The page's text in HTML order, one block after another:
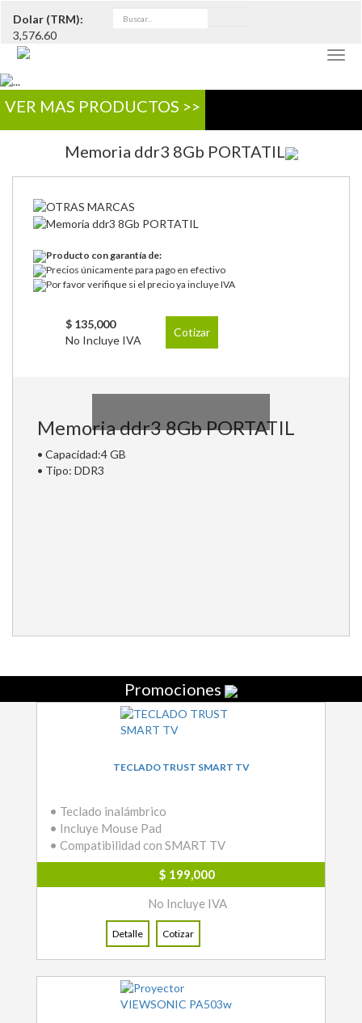
Dolar (TRM):
3,576.60
VER MAS PRODUCTOS >>
Memoria ddr3 8Gb PORTATIL
Producto con garantía de:
Precios únicamente para pago en efectivo
Por favor verifique si el precio ya incluye IVA
$ 135,000
No Incluye IVA
Cotizar
Memoria ddr3 8Gb PORTATIL
• Capacidad:4 GB
• Tipo: DDR3
Promociones
TECLADO TRUST SMART TV
• Teclado inalámbrico
• Incluye Mouse Pad
• Compatibilidad con SMART TV
$ 199,000
No Incluye IVA
Detalle Cotizar